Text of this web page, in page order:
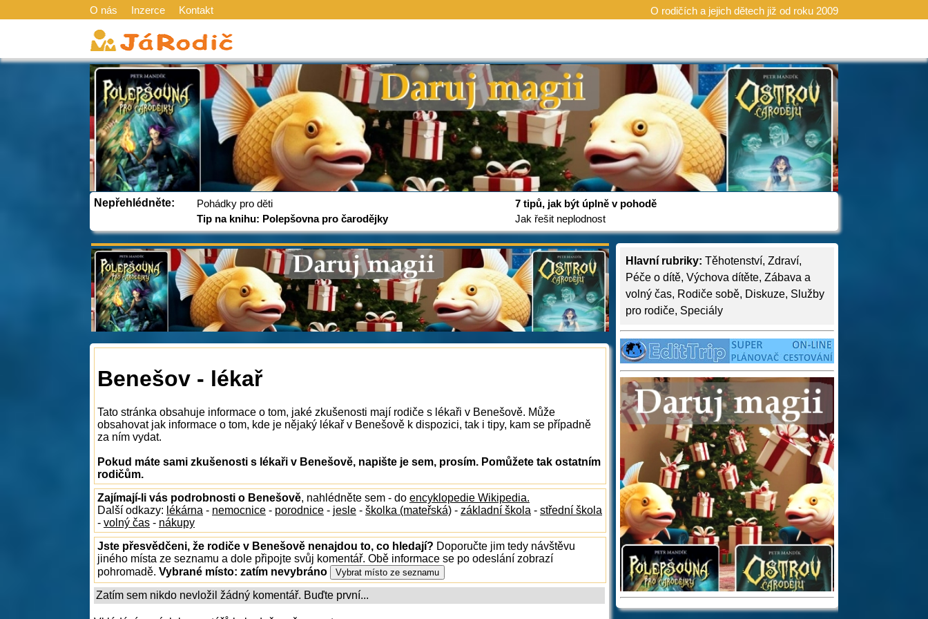
O nás Inzerce Kontakt O rodičích a jejich dětech již od roku 2009
Nepřehlédněte:
Pohádky pro děti
Tip na knihu: Polepšovna pro čarodějky
7 tipů, jak být úplně v pohodě
Jak řešit neplodnost
Hlavní rubriky: Těhotenství, Zdraví,
Péče o dítě, Výchova dítěte, Zábava a
volný čas, Rodiče sobě, Diskuze, Služby
pro rodiče, Speciály
Benešov - lékař
Tato stránka obsahuje informace o tom, jaké zkušenosti mají rodiče s lékaři v Benešově. Může
obsahovat jak informace o tom, kde je nějaký lékař v Benešově k dispozici, tak i tipy, kam se případně
za ním vydat.
Pokud máte sami zkušenosti s lékaři v Benešově, napište je sem, prosím. Pomůžete tak ostatním
rodičům.
Zajímají-li vás podrobnosti o Benešově, nahlédněte sem - do encyklopedie Wikipedia.
Další odkazy: lékárna - nemocnice - porodnice - jesle - školka (mateřská) - základní škola - střední škola
- volný čas - nákupy
Jste přesvědčeni, že rodiče v Benešově nenajdou to, co hledají? Doporučte jim tedy návštěvu
jiného místa ze seznamu a dole připojte svůj komentář. Obě informace se po odeslání zobrazí
pohromadě. Vybrané místo: zatím nevybráno
Zatím sem nikdo nevložil žádný komentář. Buďte první...